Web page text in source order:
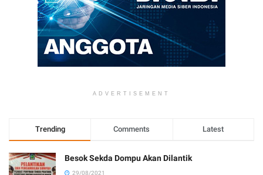
ADVERTISEMENT
Trending Comments Latest
Besok Sekda Dompu Akan Dilantik
29/08/2021